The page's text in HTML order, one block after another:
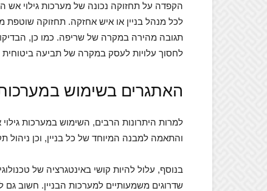
הקפדה על תחזוקה נכונה של מערכות גילוי אש
לכל מנהל בניין או איש אחזקה. תחזוקה
תגובה מהירה במקרה של שריפה. כמו כן,
לחסוך עלויות לעסק במקרה של תביעה
האתגרים בשימוש במערכות
למרות היתרונות הרבים, השימוש במערכות
והתאמה למבנה המיוחד של כל בניין, וכן ניהול
בנוסף, עלול להיות קושי באינטגרציה של
שדרוגים משמעותיים למערכות הבניין. חשוב גם